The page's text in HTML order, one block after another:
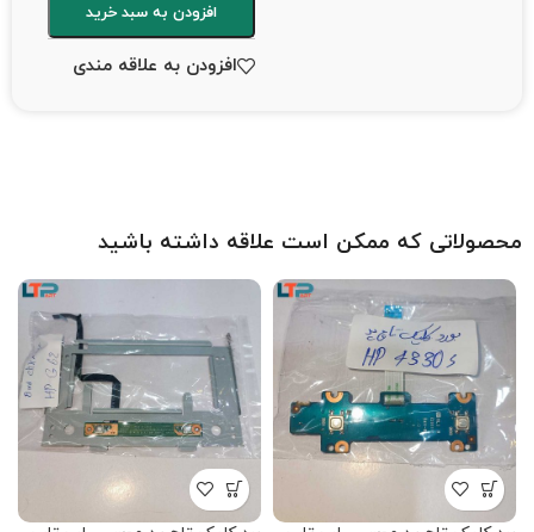
افزودن به سبد خرید
افزودن به علاقه مندی
محصولاتی که ممکن است علاقه داشته باشید